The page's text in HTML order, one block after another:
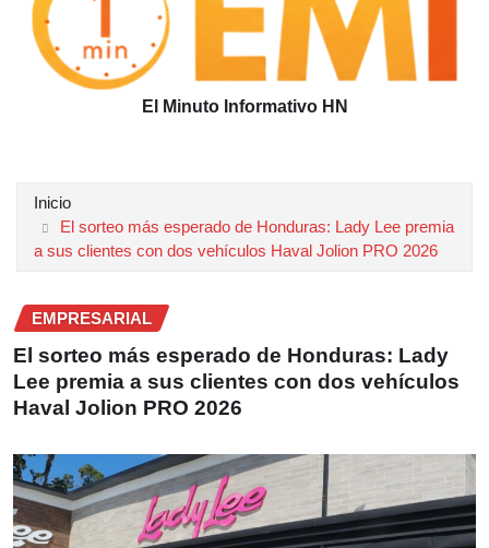
El Minuto Informativo HN
Inicio
El sorteo más esperado de Honduras: Lady Lee premia
a sus clientes con dos vehículos Haval Jolion PRO 2026
EMPRESARIAL
El sorteo más esperado de Honduras: Lady
Lee premia a sus clientes con dos vehículos
Haval Jolion PRO 2026